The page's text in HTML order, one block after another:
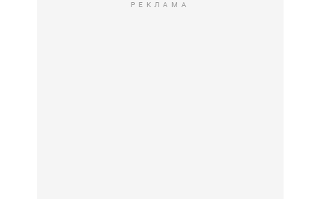
РЕКЛАМА